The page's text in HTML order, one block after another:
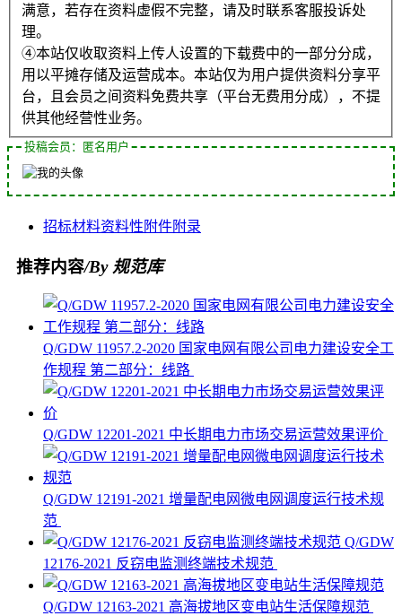
满意，若存在资料虚假不完整，请及时联系客服投诉处
理。
④本站仅收取资料上传人设置的下载费中的一部分分成，
用以平摊存储及运营成本。本站仅为用户提供资料分享平
台，且会员之间资料免费共享（平台无费用分成），不提
供其他经营性业务。
投稿会员：匿名用户
招标材料资料性 附件附录
推荐内容/By 规范库
Q/GDW 11957.2-2020 国家电网有限公司电力建设安全工
作规程 第二部分：线路
Q/GDW 12201-2021 中长期电力市场交易运营效果评价
Q/GDW 12191-2021 增量配电网微电网调度运行技术规
范
Q/GDW
12176-2021 反窃电监测终端技术规范
Q/GDW 12163-2021 高海拔地区变电站生活保障规范